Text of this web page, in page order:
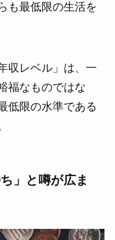
も最低限の生活を
収レベル」は、一
福なものではな
低限の水準である
」と噂が広ま